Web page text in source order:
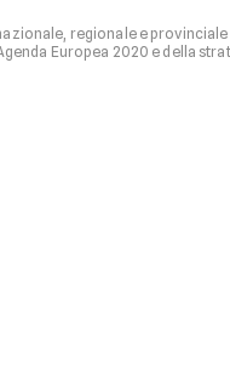
regionale e
Europea 2020 e della